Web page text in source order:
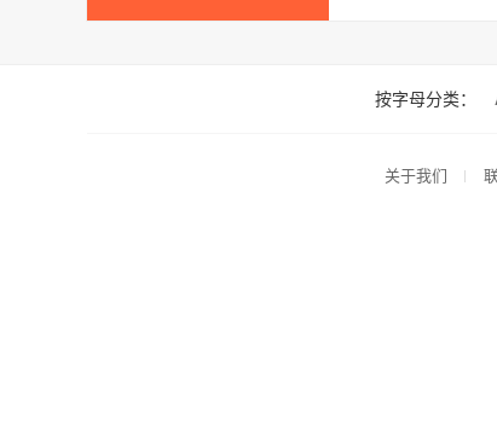
按字母分类：
关于我们